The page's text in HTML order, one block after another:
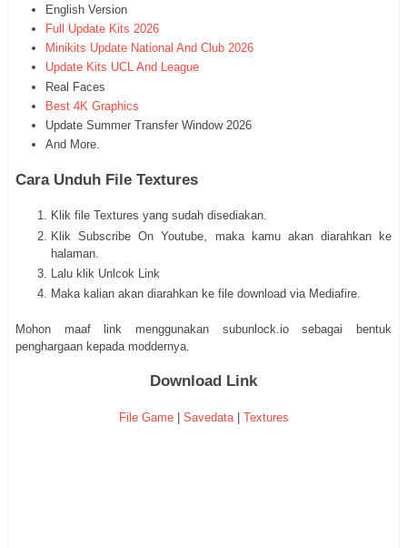
English Version
Full Update Kits 2026
Minikits Update National And Club 2026
Update Kits UCL And League
Real Faces
Best 4K Graphics
Update Summer Transfer Window 2026
And More.
Cara Unduh File Textures
Klik file Textures yang sudah disediakan.
Klik Subscribe On Youtube, maka kamu akan diarahkan ke
halaman.
Lalu klik Unlcok Link
Maka kalian akan diarahkan ke file download via Mediafire.
Mohon maaf link menggunakan subunlock.io sebagai bentuk
penghargaan kepada moddernya.
Download Link
File Game| Savedata| Textures